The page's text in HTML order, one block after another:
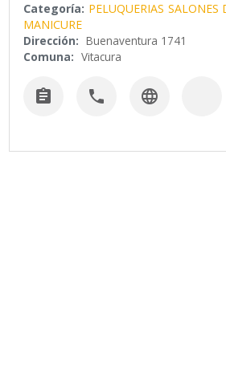
Categoría: PELUQUERIAS SALONES
MANICURE
Dirección: Buenaventura 1741
Comuna: Vitacura
  